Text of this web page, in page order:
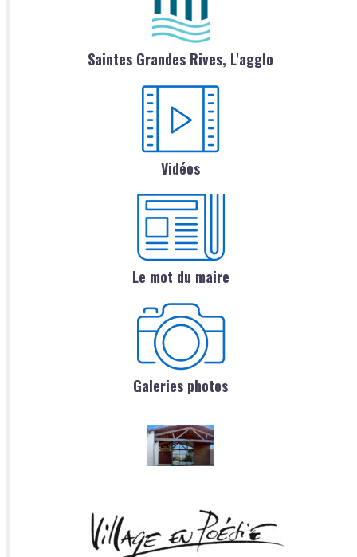
Saintes Grandes Rives, L'agglo
Vidéos
Le mot du maire
Galeries photos